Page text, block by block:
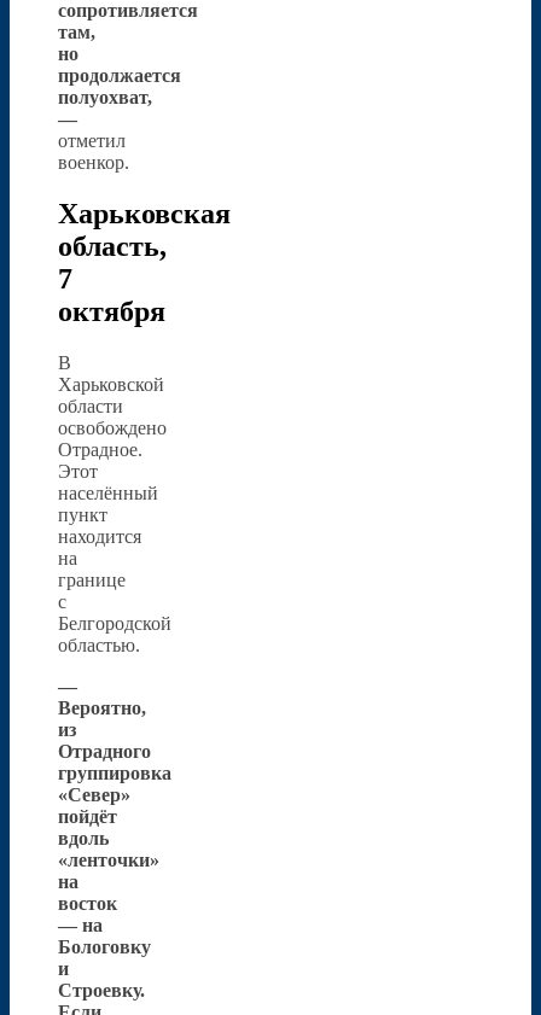
сопротивляется
там,
но
продолжается
полуохват,
—
отметил
военкор.
Харьковская
область,
7
октября
В
Харьковской
области
освобождено
Отрадное.
Этот
населённый
пункт
находится
на
границе
с
Белгородской
областью.
—
Вероятно,
из
Отрадного
группировка
«Север»
пойдёт
вдоль
«ленточки»
на
восток
— на
Бологовку
и
Строевку.